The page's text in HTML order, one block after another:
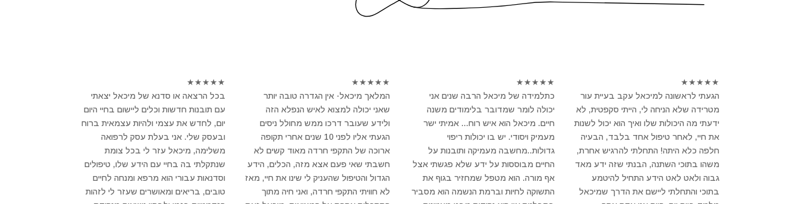
★
★
★
★
★
בכל הרצאה או סדנא של מיכאל יצאתי
עם תובנות חדשות וכלים ליישום בחיי היום
יום, לחדש את עצמי ולהיות עצמאית ברוח
ובעסק שלי. אני בעלת עסק לרפואה
משלימה, מיכאל עזר לי בכל צומת
שנתקלתי בה בחיי עם הידע שלו, טיפולים
וסדנאות עבורי הוא מרפא ומנחה לחיים
טובים, בריאים ומאושרים שעזר לי לזהות
★
★
★
★
★
המלאך מיכאל- אין הגדרה טובה יותר
שאני יכולה למצוא לאיש הנפלא הזה
ולידע שעובר דרכו ממש מחולל ניסים
הגעתי אליו לפני 10 שנים אחרי תקופה
ארוכה של התקפי חרדה מאוד קשים לא
חשבתי שאי פעם אצא מזה, הכלים, הידע
הגדול והטיפול שהעניק לי שינו את חיי, מאז
לא חוויתי התקפי חרדה, ואני חיה מתוך
★
★
★
★
★
כתלמידה של מיכאל הרבה שנים אני
יכולה לומר שמדובר בלימודים משנה
חיים. מיכאל הוא איש רוח... אמיתי ישר
מעמיק ויסודי. יש בו יכולות ריפוי
גדולות..מחשבה מעמיקה ותובנות על
החיים מבוססות על ידע שלא פגשתי אצל
אף מורה. הוא מטפל שמחזיר בגוף את
התשוקה לחיות וברמת הנשמה הוא מסביר
★
★
★
★
★
הגעתי לראשונה למיכאל עקב בעיית עור
מטרידה שלא הניחה לי, הייתי סקפטית, לא
ידעתי מה היכולות שלו ואיך הוא יכול לשנות
את חיי, לאחר טיפול אחד בלבד, הבעיה
חלפה כלא היתה! התחלתי להרגיש אחרת,
משהו בתוכי השתנה, הבנתי שזה ידע מאד
גבוה ולאט לאט הידע התחיל להיטמע
בתוכי והתחלתי ליישם את הדרך שמיכאל